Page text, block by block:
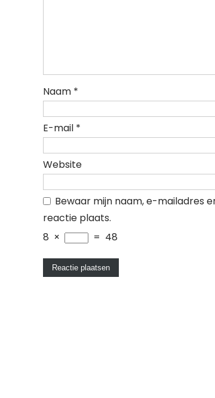
Naam *
E-mail *
Website
Bewaar mijn naam, e-mailadres
reactie plaats.
8 × = 48